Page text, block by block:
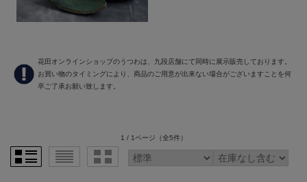
花田オンラインショップのうつわは、九段店舗にて同時に展示販売しております。
お買い物のタイミングにより、商品のご用意が出来ない場合がございますことを何
卒ご了承お願い致します。
1 / 1ページ （全5件）